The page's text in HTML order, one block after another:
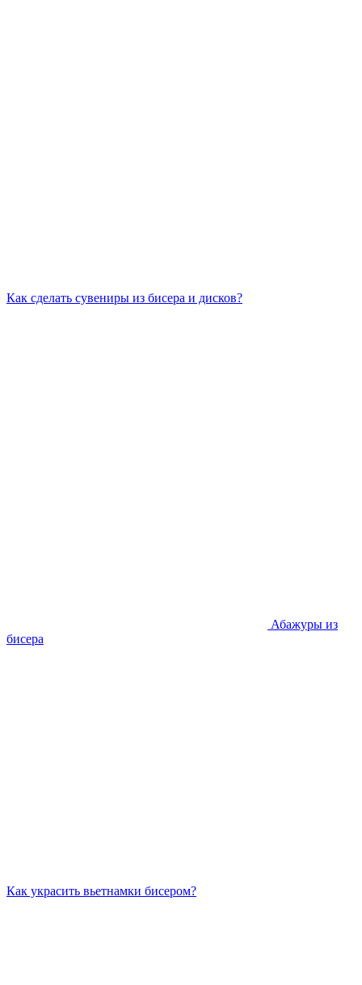
Как сделать сувениры из бисера и дисков?
Абажуры из
бисера
Как украсить вьетнамки бисером?